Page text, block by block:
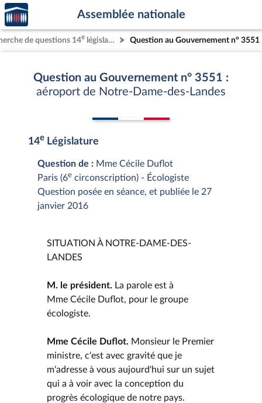
Aller au contenu
Aller en bas de la page
Accèder
à la
page
d'accueil
Assemblée nationale
de questions 14e législature Question au Gouvernement n° 3551
Question au Gouvernement n° 3551 :
aéroport de Notre-Dame-des-Landes
14e Législature
Question de : Mme Cécile Duflot
Paris (6e circonscription) - Écologiste
Question posée en séance, et publiée le 27
janvier 2016
SITUATION À NOTRE-DAME-DES-
LANDES
M. le président. La parole est à
Mme Cécile Duflot, pour le groupe
écologiste.
Mme Cécile Duflot. Monsieur le Premier
ministre, c'est avec gravité que je
m'adresse à vous aujourd'hui sur un sujet
qui a à voir avec la conception du
progrès écologique de notre pays.